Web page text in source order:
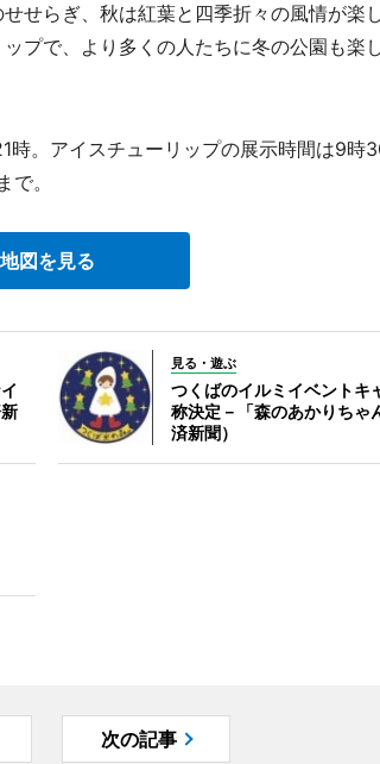
せらぎ、秋は紅葉と四季折々の風情が楽
プで、より多くの人たちに冬の公園も楽
。アイスチューリップの展示時間は9時
。
地図を見る
見る・遊ぶ
つくばのイルミイベントキ
称決定－「森のあかりちゃ
済新聞）
次の記事